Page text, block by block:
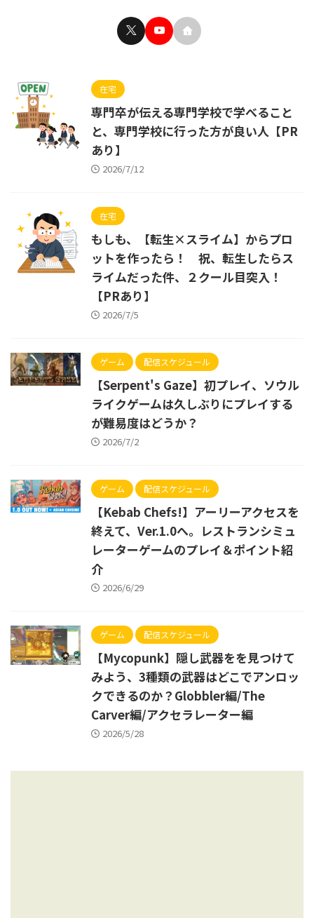
在宅
専門卒が伝える専門学校で学べること
と、専門学校に行った方が良い人【PR
あり】
2026/7/12
在宅
もしも、【転生×スライム】からプロ
ットを作ったら！ 祝、転生したらス
ライムだった件、２クール目突入！
【PRあり】
2026/7/5
ゲーム 配信スケジュール
【Serpent's Gaze】初プレイ、ソウル
ライクゲームは久しぶりにプレイする
が難易度はどうか？
2026/7/2
ゲーム 配信スケジュール
【Kebab Chefs!】アーリーアクセスを
終えて、Ver.1.0へ。レストランシミュ
レーターゲームのプレイ＆ポイント紹
介
2026/6/29
ゲーム 配信スケジュール
【Mycopunk】隠し武器をを見つけて
みよう、3種類の武器はどこでアンロッ
クできるのか？Globbler編/The
Carver編/アクセラレーター編
2026/5/28